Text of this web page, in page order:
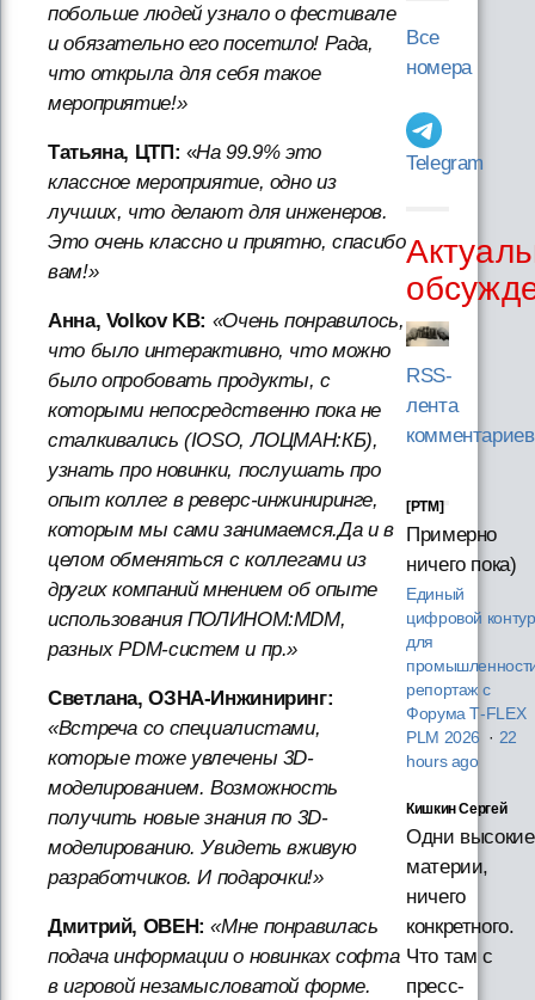
побольше людей узнало о фестивале
и обязательно его посетило! Рада,
что открыла для себя такое
мероприятие!»
Татьяна, ЦТП: «На 99.9% это
классное мероприятие, одно из
лучших, что делают для инженеров.
Это очень классно и приятно, спасибо
вам!»
Анна, Volkov KB: «Очень понравилось,
что было интерактивно, что можно
было опробовать продукты, с
которыми непосредственно пока не
сталкивались (IOSO, ЛОЦМАН:КБ),
узнать про новинки, послушать про
опыт коллег в реверс-инжиниринге,
которым мы сами занимаемся.Да и в
целом обменяться с коллегами из
других компаний мнением об опыте
использования ПОЛИНОМ:MDM,
разных PDM-систем и пр.»
Светлана, ОЗНА-Инжиниринг:
«Встреча со специалистами,
которые тоже увлечены 3D-
моделированием. Возможность
получить новые знания по 3D-
моделированию. Увидеть вживую
разработчиков. И подарочки!»
Дмитрий, ОВЕН: «Мне понравилась
подача информации о новинках софта
в игровой незамысловатой форме.
Все
номера
Telegram
RSS-
лента
комментариев
[PTM]
Примерно
ничего пока)
Единый
цифровой контур
для
репортаж с
Форума T‑FLEX
PLM 2026 · 22
hours ago
Кишкин Сергей
Одни высокие
материи,
ничего
конкретного.
Что там с
пресс-